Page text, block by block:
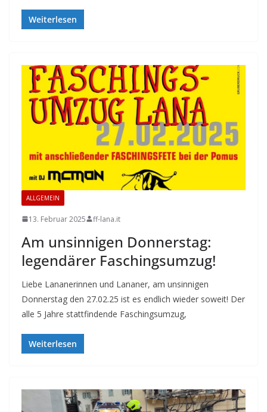
Weiterlesen
ALLGEMEIN
13. Februar 2025 ff-lana.it
Am unsinnigen Donnerstag:
legendärer Faschingsumzug!
Liebe Lananerinnen und Lananer, am unsinnigen
Donnerstag den 27.02.25 ist es endlich wieder soweit! Der
alle 5 Jahre stattfindende Faschingsumzug,
Weiterlesen